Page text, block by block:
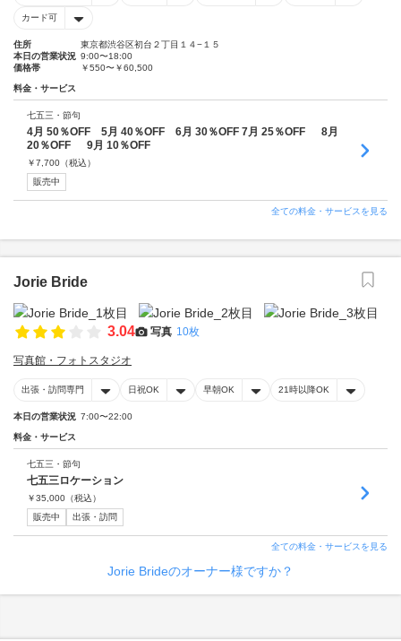
カード可
住所
東京都渋谷区初台２丁目１４−１５
本日の営業状況 9:00〜18:00
価格帯
￥550〜￥60,500
料金・サービス
七五三・節句
4月 50％OFF 5月 40％OFF 6月 30％OFF 7月 25％OFF 8月
20％OFF 9月 10％OFF
￥7,700 （税込）
販売中
全ての料金・サービスを見る
Jorie Bride
3.04 写真 10枚
写真館・フォトスタジオ
出張・訪問専門 日祝OK 早朝OK 21時以降OK
本日の営業状況 7:00〜22:00
料金・サービス
七五三・節句
七五三ロケーション
￥35,000 （税込）
販売中
出張・訪問
全ての料金・サービスを見る
Jorie Brideのオーナー様ですか？